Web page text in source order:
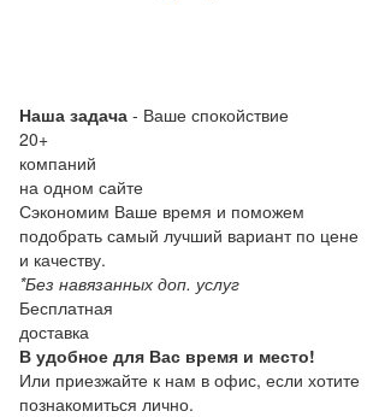
Наша задача - Ваше спокойствие
20+
компаний
на одном сайте
Сэкономим Ваше время и поможем
подобрать самый лучший вариант по цене
и качеству.
*Без навязанных доп. услуг
Бесплатная
доставка
В удобное для Вас время и место!
Или приезжайте к нам в офис, если хотите
познакомиться лично.